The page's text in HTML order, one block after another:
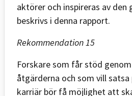
aktörer och inspireras av den
beskrivs i denna rapport.
Rekommendation 15
Forskare som får stöd
åtgärderna och som vill satsa
karriär bör få möjlighet att